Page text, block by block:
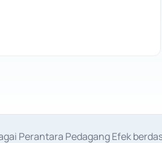
Perantara Pedagang Efek